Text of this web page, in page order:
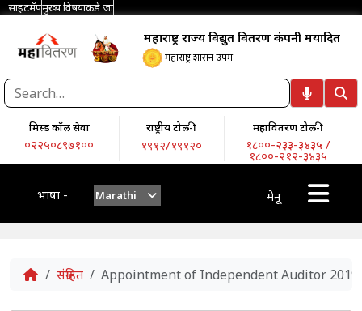
साइटमॅपमुख्य विषयाकडे जा
महाराष्ट्र राज्य विद्युत वितरण कंपनी मर्यादित
महाराष्ट्र शासन उपक्रम
मिस्ड कॉल सेवा
०२२५०८९७१००
राष्ट्रीय टोल-फ्री
१९१२/१९१२०
महावितरण टोल-फ्री
१८००-२३३-३४३५ /
१८००-२१२-३४३५
भाषा - Marathi मेनू
Home
संग्रहित Appointment of Independent Auditor